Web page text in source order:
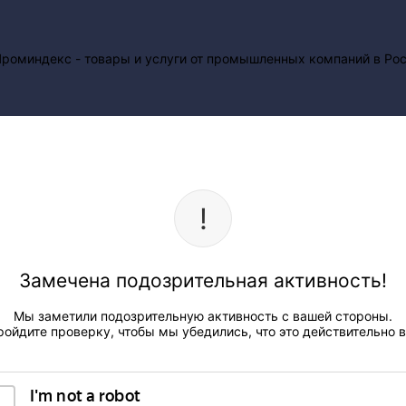
Замечена подозрительная активность!
Мы заметили подозрительную активность с вашей стороны.
проверку, чтобы мы убедились, что это действительно